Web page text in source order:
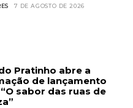
7 DE AGOSTO DE 2026
Pratinho abre a
de lançamento
sabor das ruas de